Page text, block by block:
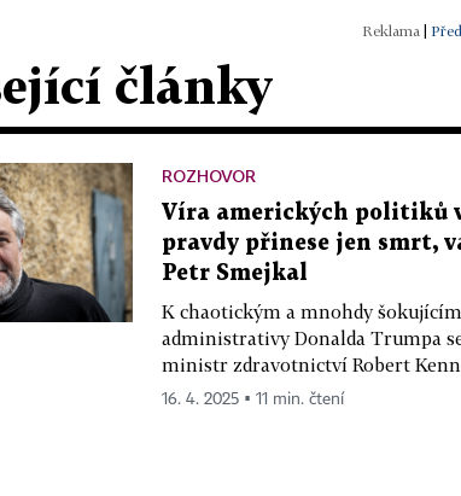
články
ROZHOVOR
Víra amerických politiků
pravdy přinese jen smrt,
Petr Smejkal
K chaotickým a mnohdy
administrativy Donalda Trumpa
ministr zdravotnictví Robert
16. 4. 2025 ▪ 11 min. čtení